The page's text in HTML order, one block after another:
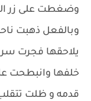
وضغطت على زر
وبالفعل ذهبت
يلاحقها فجرت
خلفها وانبطحت
قدمه و ظلت